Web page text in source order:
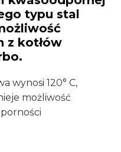
typu stal
z kotłów
wynosi 120° C,
możliwość